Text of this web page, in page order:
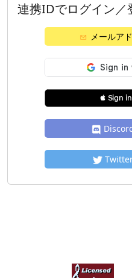
連携IDでログイン／
メールア
 Sign
Twitter